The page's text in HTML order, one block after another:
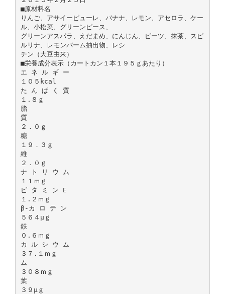
■原材料名
りんご、アサイーピューレ、バナナ、レモン、アセロラ、ケー
ル、小松菜、グリーンピース、
グリーンアスパラ、えだまめ、にんじん、ビーツ、抹茶、スピ
ルリナ、レモンバーム抽出物、レシ
チン（大豆由来）
■栄養成分表示（カートカン１本１９５ｇあたり）
エ ネ ル ギ ー
１０５kcal
た ん ぱ く 質
１.８ｇ
脂
質
２．０ｇ
糖
１９．３ｇ
維
２．０ｇ
ナ ト リ ウ ム
１１ｍｇ
ビ タ ミ ン E
１.２ｍｇ
β‐カ ロ テ ン
５６４μｇ
鉄
０.６ｍｇ
カ ル シ ウ ム
３７.１ｍｇ
ム
３０８ｍｇ
葉
３９μｇ